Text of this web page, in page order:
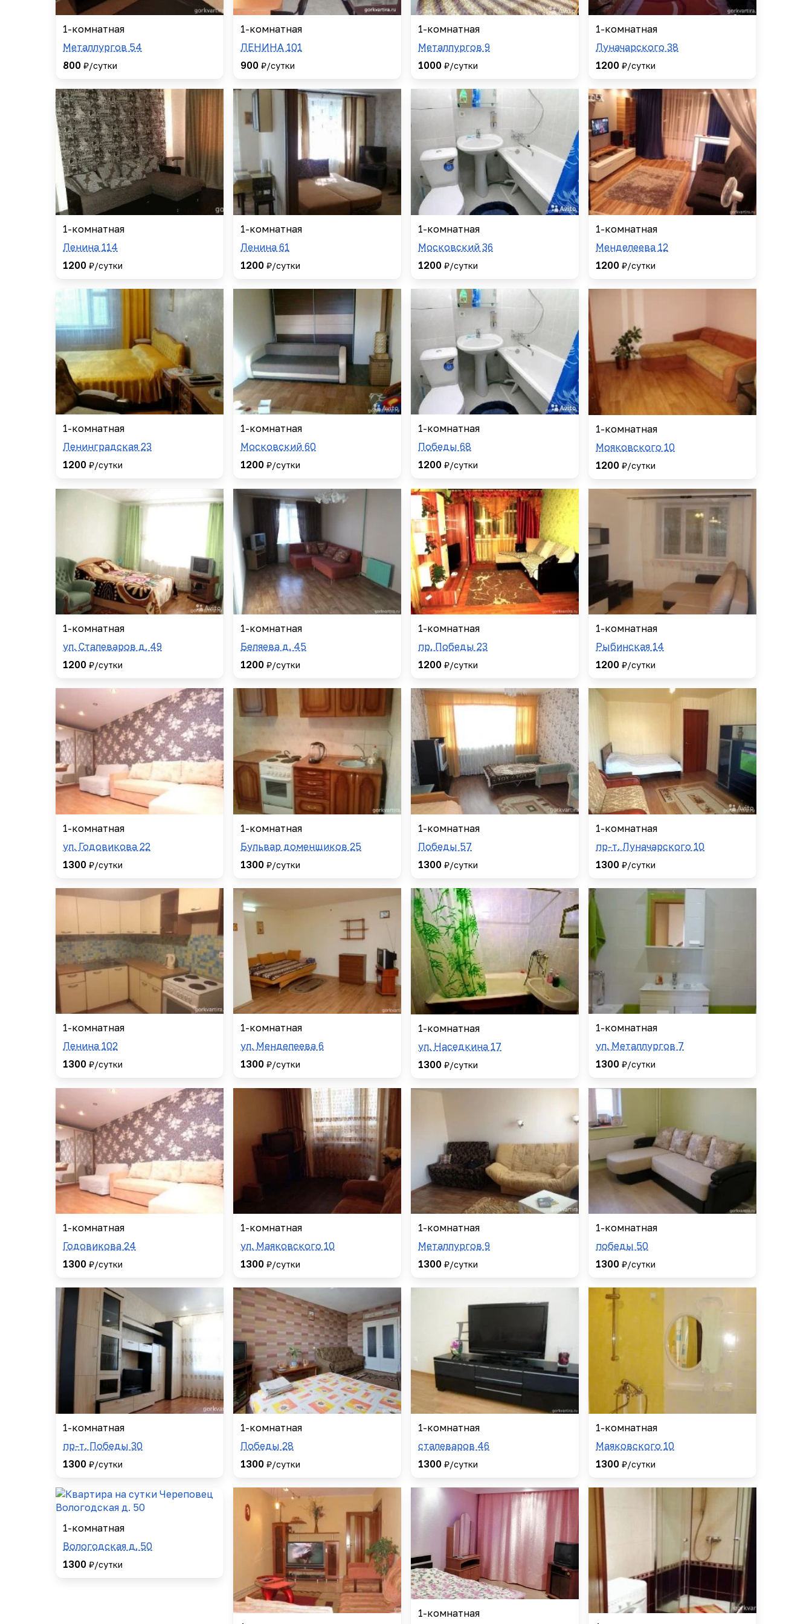
1-комнатная
Металлургов 54
800 ₽/сутки
1-комнатная
ЛЕНИНА 101
900 ₽/сутки
1-комнатная
Металлургов 9
1000 ₽/сутки
1-комнатная
Луначарского 38
1200 ₽/сутки
1-комнатная
Ленина 114
1200 ₽/сутки
1-комнатная
Ленина 61
1200 ₽/сутки
1-комнатная
Московский 36
1200 ₽/сутки
1-комнатная
Менделеева 12
1200 ₽/сутки
1-комнатная
Ленинградская 23
1200 ₽/сутки
1-комнатная
Московский 60
1200 ₽/сутки
1-комнатная
Победы 68
1200 ₽/сутки
1-комнатная
Мояковского 10
1200 ₽/сутки
1-комнатная
ул. Сталеваров д. 49
1200 ₽/сутки
1-комнатная
Беляева д. 45
1200 ₽/сутки
1-комнатная
пр. Победы 23
1200 ₽/сутки
1-комнатная
Рыбинская 14
1200 ₽/сутки
1-комнатная
ул. Годовикова 22
1300 ₽/сутки
1-комнатная
Бульвар доменщиков 25
1300 ₽/сутки
1-комнатная
Победы 57
1300 ₽/сутки
1-комнатная
пр-т. Луначарского 10
1300 ₽/сутки
1-комнатная
Ленина 102
1300 ₽/сутки
1-комнатная
ул. Менделеева 6
1300 ₽/сутки
1-комнатная
ул. Наседкина 17
1300 ₽/сутки
1-комнатная
ул. Металлургов 7
1300 ₽/сутки
1-комнатная
Годовикова 24
1300 ₽/сутки
1-комнатная
ул. Маяковского 10
1300 ₽/сутки
1-комнатная
Металлургов 9
1300 ₽/сутки
1-комнатная
победы 50
1300 ₽/сутки
1-комнатная
пр-т. Победы 30
1300 ₽/сутки
1-комнатная
Победы 28
1300 ₽/сутки
1-комнатная
сталеваров 46
1300 ₽/сутки
1-комнатная
Маяковского 10
1300 ₽/сутки
1-комнатная
Вологодская д. 50
1300 ₽/сутки
1-комнатная